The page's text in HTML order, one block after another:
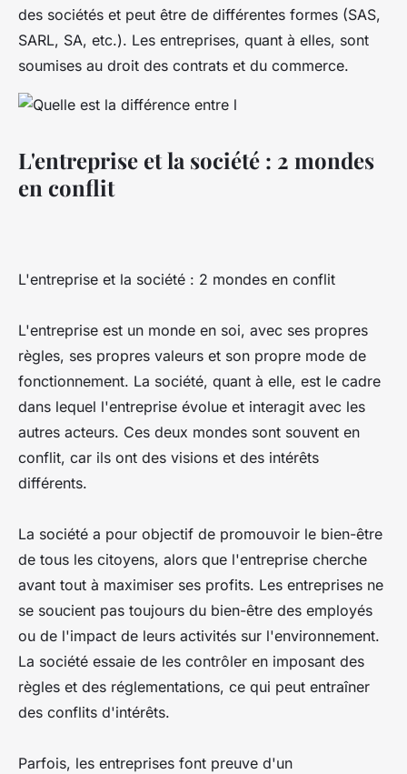
des sociétés et peut être de différentes formes (SAS,
SARL, SA, etc.). Les entreprises, quant à elles, sont
soumises au droit des contrats et du commerce.
L'entreprise et la société : 2 mondes
en conflit
L'entreprise et la société : 2 mondes en conflit
L'entreprise est un monde en soi, avec ses propres
règles, ses propres valeurs et son propre mode de
fonctionnement. La société, quant à elle, est le cadre
dans lequel l'entreprise évolue et interagit avec les
autres acteurs. Ces deux mondes sont souvent en
conflit, car ils ont des visions et des intérêts
différents.
La société a pour objectif de promouvoir le bien-être
de tous les citoyens, alors que l'entreprise cherche
avant tout à maximiser ses profits. Les entreprises ne
se soucient pas toujours du bien-être des employés
ou de l'impact de leurs activités sur l'environnement.
La société essaie de les contrôler en imposant des
règles et des réglementations, ce qui peut entraîner
des conflits d'intérêts.
Parfois, les entreprises font preuve d'un